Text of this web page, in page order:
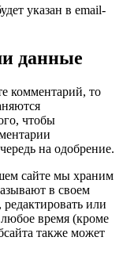
указан в email-
данные
комментарий, то
чтобы
на одобрение.
сайте мы храним
в своем
или
время (кроме
также может